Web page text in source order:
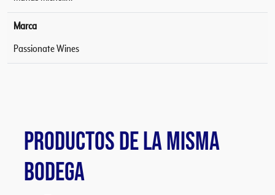
Marca
Passionate Wines
PRODUCTOS DE LA MISMA
BODEGA